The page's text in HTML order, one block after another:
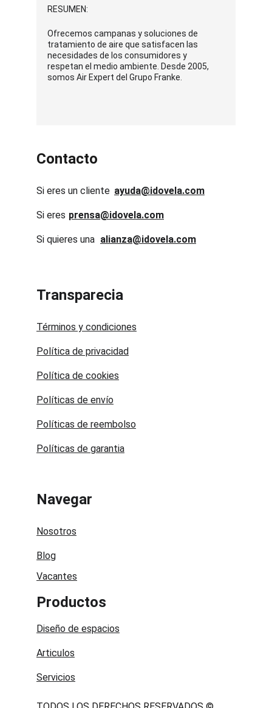
RESUMEN:
Ofrecemos campanas y soluciones de
tratamiento de aire que satisfacen las
necesidades de los consumidores y
respetan el medio ambiente. Desde 2005,
somos Air Expert del Grupo Franke.
Contacto
Si eres un cliente
prensa@idovela.com
Si eres
ayuda@idovela.com
Si quieres una alianza@idovela.com
Transparecia
Política de privacidad
Políticas de envío
Navegar
Nosotros
Blog
Vacantes
Productos
Diseño de espacios
Articulos
Servicios
Política de cookies
Políticas de reembolso
Términos y condiciones
Políticas de garantia